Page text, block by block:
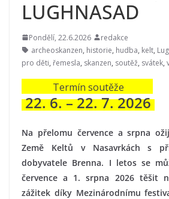
LUGHNASAD
Pondělí, 22.6.2026
redakce
archeoskanzen, historie, hudba, kelt,
pro děti, řemesla, skanzen, soutěž, svátek,
Termín soutěže
22. 6. – 22. 7. 2026
Na přelomu července a srpna
Země Keltů v Nasavrkách s
dobyvatele Brenna. I letos se
července a 1. srpna 2026 těšit
zážitek díky Mezinárodnímu